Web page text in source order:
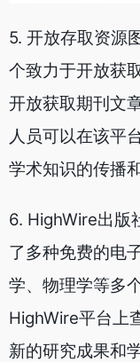
5. 开放存取资源
个致力于开放获
开放获取期刊文
人员可以在该平
学术知识的传播
6. HighWire出版
了多种免费的电
学、物理学等多
HighWire平台上
新的研究成果和